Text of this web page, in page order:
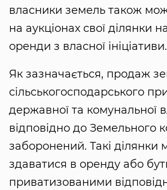
власники земель також
на аукціонах свої ділянки
оренди з власної ініціативи.
Як зазначається, продаж
сільськогосподарського
державної та комунальної
відповідно до Земельного
заборонений. Такі ділянки
здаватися в оренду або
приватизованими